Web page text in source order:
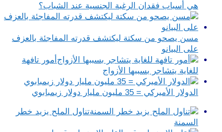
هي أسباب فقدان الرغبة الجنسية عند الشباب؟
مسن يصحو من سكتة ليكتشف قدرته المفاجئة بالعزف
على البيانو
أمور تافهة
للغاية يتشاجر بسببها الأزواج
الدولار الأميركي = 35 مليون مليار دولار زيمبابوي
تناول الملح يزيد خطر
السمنة